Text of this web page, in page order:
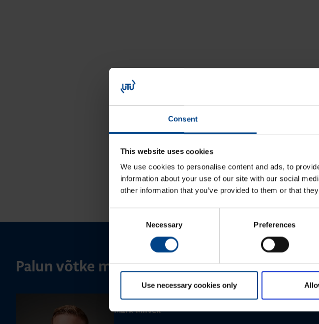
Consent
This website uses cookies
We use cookies to personalise content and ads, to
information about your use of our site with our social
other information that you’ve provided to them or that
Necessary Preferences
Use necessary cookies only
Palun võtke meiega ühendust
MÜÜGIJUHT
Mark Milvek